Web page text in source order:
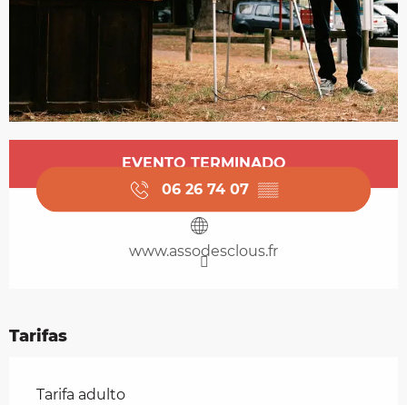
Horarios y datos de contacto
EVENTO TERMINADO
06 26 74 07 ▒▒
www.assodesclous.fr
Tarifas
Tarifas 2026
Tarifa adulto